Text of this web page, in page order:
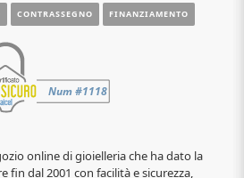
CONTRASSEGNO FINANZIAMENTO
online di gioielleria che ha dato la
fin dal 2001 con facilità e sicurezza,